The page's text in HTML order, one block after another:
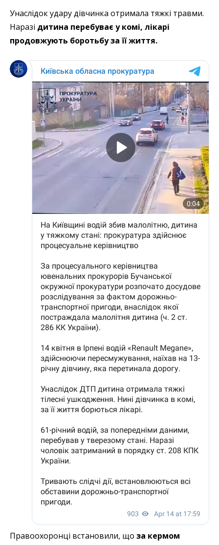
Унаслідок удару дівчинка отримала тяжкі травми.
Наразі дитина перебуває у комі, лікарі
продовжують боротьбу за її життя.
Правоохоронці встановили, що за кермом